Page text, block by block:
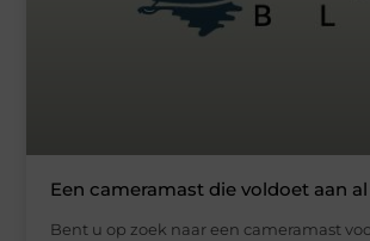
Een cameramast die voldoet aan
Bent u op zoek naar een cameramast